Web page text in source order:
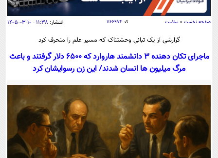
سیاسی
اقتصاد
اقتصادی
خودرو
جامعه
اجتماعی
حوادث
یک برش دانایی
محیط زیست
سفر و تفریح
ورزشی
بین الملل
سیاست خارجی
فرهنگ و هنر
علم و دانش
فناوری و It
اخبار کریپتو
گوناگون
سرگرمی
فیلم
صفحه نخست » سلامت کد ۱۱۶۶۹۷۲ انتشار: ۱۱:۳۸ - ۱۰-۰۳-۱۴۰۵
گزارشی از یک تبانی وحشتناک که مسیر علم را منحرف کرد
ماجرای تکان دهنده 3 دانشمند هاروارد که 6500 دلار گرفتند و باعث
مرگ میلیون ها انسان شدند/ این زن رسوایشان کرد